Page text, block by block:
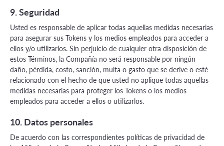
9. Seguridad
Usted es responsable de aplicar todas aquellas medidas necesarias
para asegurar sus Tokens y los medios empleados para acceder a
ellos y/o utilizarlos. Sin perjuicio de cualquier otra disposición de
estos Términos, la Compañía no será responsable por ningún
daño, pérdida, costo, sanción, multa o gasto que se derive o esté
relacionado con el hecho de que usted no aplique todas aquellas
medidas necesarias para proteger los Tokens o los medios
empleados para acceder a ellos o utilizarlos.
10. Datos personales
De acuerdo con las correspondientes políticas de privacidad de